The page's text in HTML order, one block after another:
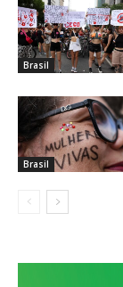
Brasil
Brasil